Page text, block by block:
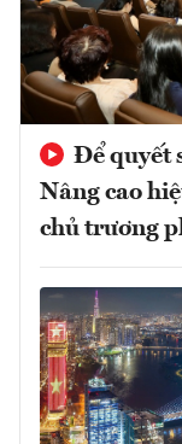
Để quyết
Nâng cao
chủ trương